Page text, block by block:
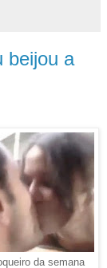
beijou a
da semana